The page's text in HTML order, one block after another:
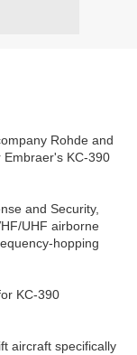
Rohde and
Embraer's KC-390
and Security,
UHF airborne
hopping
KC-390
aircraft specifically